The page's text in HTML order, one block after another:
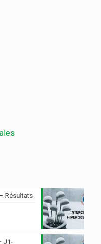
Résultats
J1-